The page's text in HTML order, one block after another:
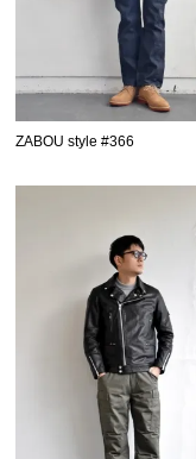
ZABOU style #366